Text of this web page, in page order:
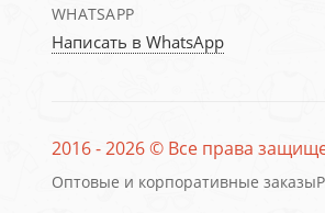
WHATSAPP
Написать в WhatsApp
2016 - 2026 © Все права
Оптовые и корпоративные заказы